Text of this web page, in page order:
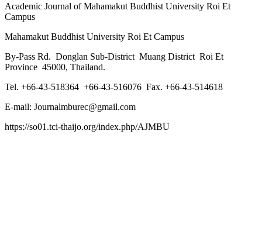
Academic Journal of Mahamakut Buddhist University Roi Et
Campus
Mahamakut Buddhist University Roi Et Campus
By-Pass Rd. Donglan Sub-District Muang District Roi Et
Province 45000, Thailand.
Tel. +66-43-518364 +66-43-516076 Fax. +66-43-514618
E-mail: Journalmburec@gmail.com
https://so01.tci-thaijo.org/index.php/AJMBU